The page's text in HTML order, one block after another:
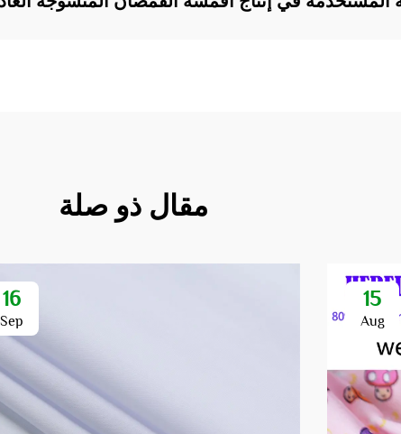
مقال ذو صلة
15
Aug
16
Sep